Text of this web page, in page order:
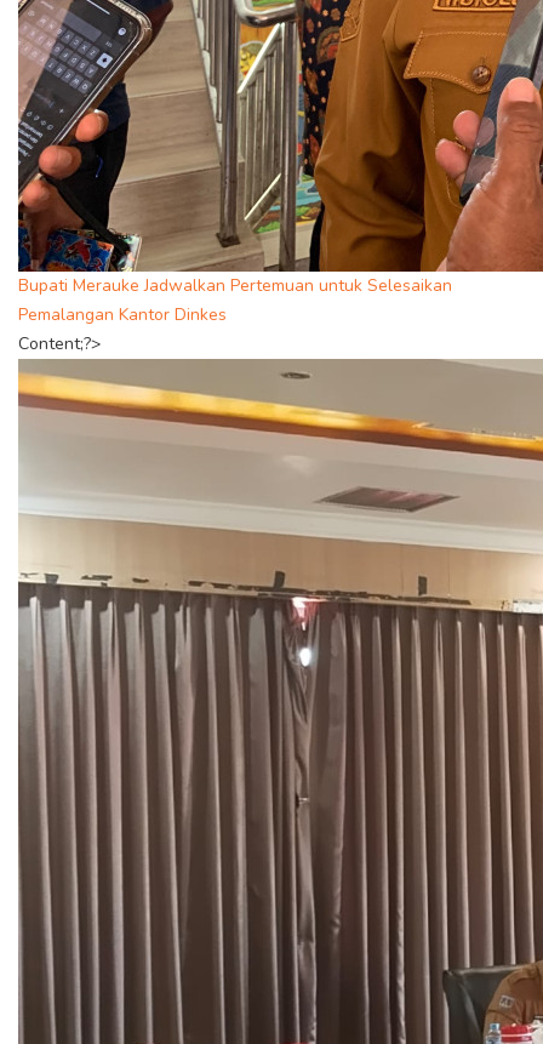
Bupati Merauke Jadwalkan Pertemuan untuk Selesaikan
Pemalangan Kantor Dinkes
Content;?>